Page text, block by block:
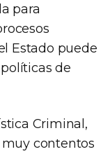
para
Estado puede
de
Criminal,
muy contentos